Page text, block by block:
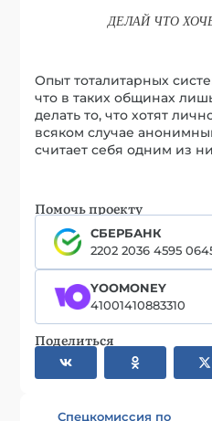
ДЕЛАЙ ЧТО
Опыт тоталитарных
что в таких общинах
делать то, что хотят
всяком случае
считает себя одним из
Помочь проекту
СБЕРБАНК
2202 2036 4595
YOOMONEY
41001410883310
Поделиться
Спецкомиссия по